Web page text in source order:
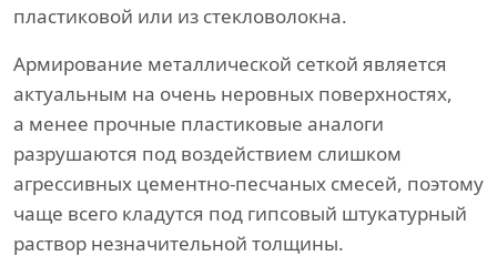
пластиковой или из стекловолокна.
Армирование металлической сеткой является
актуальным на очень неровных поверхностях,
а менее прочные пластиковые аналоги
разрушаются под воздействием слишком
агрессивных цементно-песчаных смесей, поэтому
чаще всего кладутся под гипсовый штукатурный
раствор незначительной толщины.